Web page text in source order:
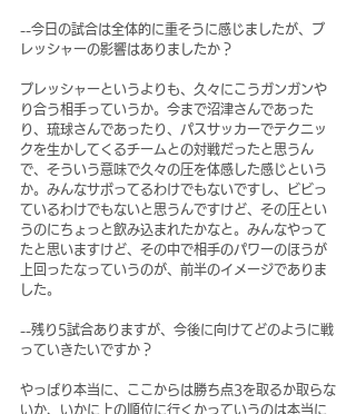
--今日の試合は全体的に重そうに感じましたが、プ
レッシャーの影響はありましたか？
プレッシャーというよりも、久々にこうガンガンや
り合う相手っていうか。今まで沼津さんであった
り、琉球さんであったり、パスサッカーでテクニッ
クを生かしてくるチームとの対戦だったと思うん
で、そういう意味で久々の圧を体感した感じという
か。みんなサボってるわけでもないですし、ビビっ
ているわけでもないと思うんですけど、その圧とい
うのにちょっと飲み込まれたかなと。みんなやって
たと思いますけど、その中で相手のパワーのほうが
上回ったなっていうのが、前半のイメージでありま
した。
--残り5試合ありますが、今後に向けてどのように戦
っていきたいですか？
やっぱり本当に、ここからは勝ち点3を取るか取らな
いか、いかに上の順位に行くかっていうのは本当に